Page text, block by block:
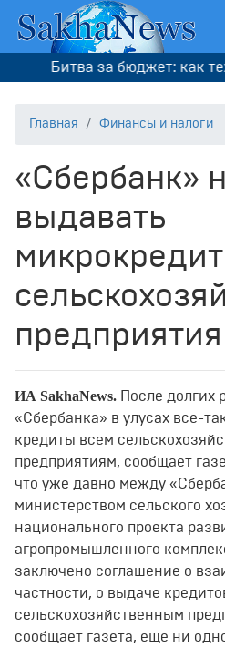
Битва за бюджет: как
Главная Финансы и налоги
«Сбербанк»
выдавать
ИА SakhaNews.
После
«Сбербанка» в улусах все-
кредиты всем
предприятиям, сообщает
что уже давно между
министерством сельского
национального проекта
агропромышленного
заключено соглашение о
частности, о выдаче
сельскохозяйственным
сообщает газета, еще ни